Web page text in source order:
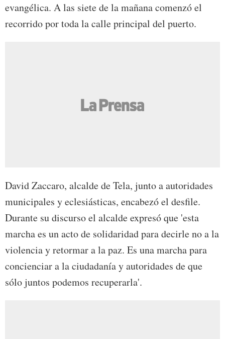
evangélica. A las siete de la mañana comenzó el
recorrido por toda la calle principal del puerto.
David Zaccaro, alcalde de Tela, junto a autoridades
municipales y eclesiásticas, encabezó el desfile.
Durante su discurso el alcalde expresó que 'esta
marcha es un acto de solidaridad para decirle no a la
violencia y retormar a la paz. Es una marcha para
concienciar a la ciudadanía y autoridades de que
sólo juntos podemos recuperarla'.